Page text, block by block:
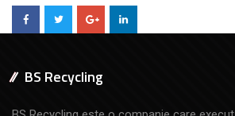
BS Recycling